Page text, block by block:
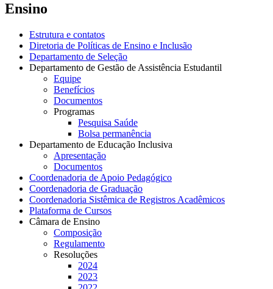
Ensino
Estrutura e contatos
Diretoria de Políticas de Ensino e Inclusão
Departamento de Seleção
Departamento de Gestão de Assistência Estudantil
Equipe
Benefícios
Documentos
Programas
Pesquisa Saúde
Bolsa permanência
Departamento de Educação Inclusiva
Apresentação
Documentos
Coordenadoria de Apoio Pedagógico
Coordenadoria de Graduação
Coordenadoria Sistêmica de Registros Acadêmicos
Plataforma de Cursos
Câmara de Ensino
Composição
Regulamento
Resoluções
2024
2023